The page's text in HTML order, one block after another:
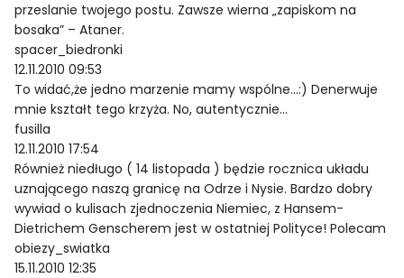
przeslanie twojego postu. Zawsze wierna „zapiskom na
bosaka” – Ataner.
spacer_biedronki
12.11.2010 09:53
To widać,że jedno marzenie mamy wspólne…:) Denerwuje
mnie kształt tego krzyża. No, autentycznie…
fusilla
12.11.2010 17:54
Również niedługo ( 14 listopada ) będzie rocznica układu
uznającego naszą granicę na Odrze i Nysie. Bardzo dobry
wywiad o kulisach zjednoczenia Niemiec, z Hansem-
Dietrichem Genscherem jest w ostatniej Polityce! Polecam
obiezy_swiatka
15.11.2010 12:35